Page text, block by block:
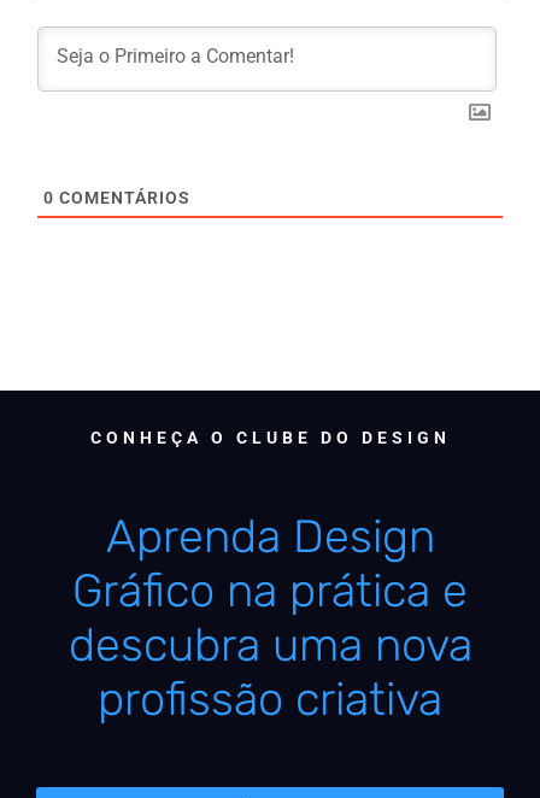
0 COMENTÁRIOS
CONHEÇA O CLUBE DO DESIGN
Aprenda Design
Gráfico na prática e
descubra uma nova
profissão criativa